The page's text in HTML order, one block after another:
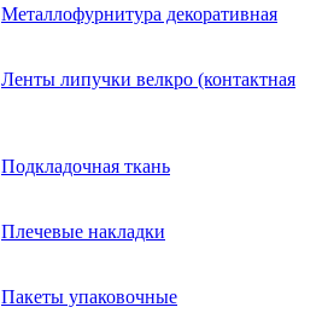
Металлофурнитура декоративная
Ленты липучки велкро (контактная
Подкладочная ткань
Плечевые накладки
Пакеты упаковочные